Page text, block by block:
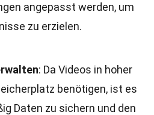
angepasst werden, um
zu erzielen.
: Da Videos in hoher
benötigen, ist es
Daten zu sichern und den